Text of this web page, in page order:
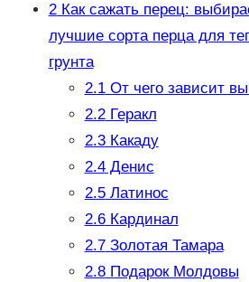
2Как сажать перец:
лучшие сорта перца для
грунта
2.1От чего зависит
2.2Геракл
2.3Какаду
2.4Денис
2.5Латинос
2.6Кардинал
2.7Золотая Тамара
2.8Подарок Молдовы